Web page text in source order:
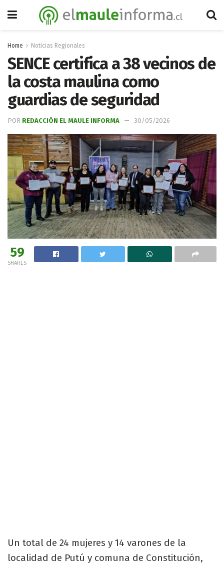
Home Noticias Regionales
SENCE certifica a 38 vecinos de
la costa maulina como
guardias de seguridad
POR REDACCIÓN EL MAULE INFORMA 30/05/2026
59
SHARES
Un total de 24 mujeres y 14 varones de la
localidad de Putú y comuna de Constitución,